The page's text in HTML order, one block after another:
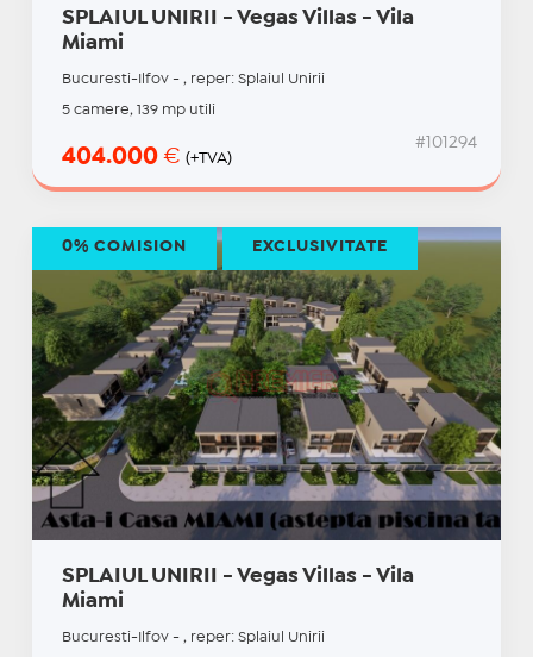
SPLAIUL UNIRII - Vegas Villas - Vila
Miami
Bucuresti-Ilfov - , reper: Splaiul Unirii
5 camere, 139 mp utili
404.000 € (+TVA)
#101294
SPLAIUL UNIRII - Vegas Villas - Vila
Miami
Bucuresti-Ilfov - , reper: Splaiul Unirii
0% COMISION EXCLUSIVITATE